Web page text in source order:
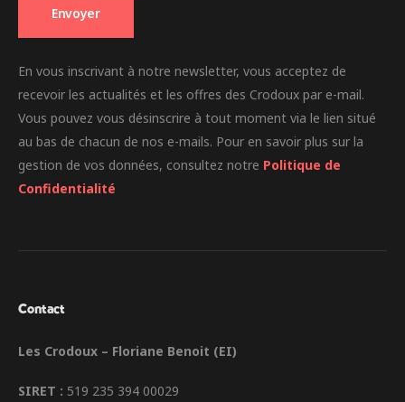
-
a
i
l
E
-
m
a
i
Envoyer
En vous inscrivant à notre newsletter, vous acceptez de
recevoir les actualités et les offres des Crodoux par e-mail.
Vous pouvez vous désinscrire à tout moment via le lien situé
au bas de chacun de nos e-mails. Pour en savoir plus sur la
gestion de vos données, consultez notre Politique de
Confidentialité
Contact
Les Crodoux – Floriane Benoit (EI)
SIRET : 519 235 394 00029